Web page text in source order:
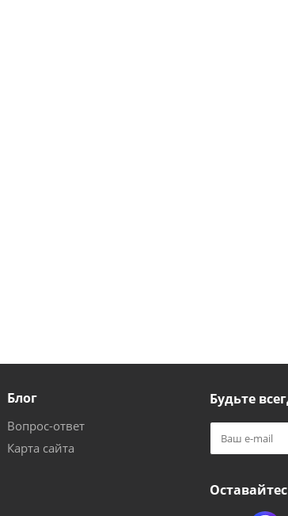
Блог
Вопрос-ответ
Карта сайта
Будьте